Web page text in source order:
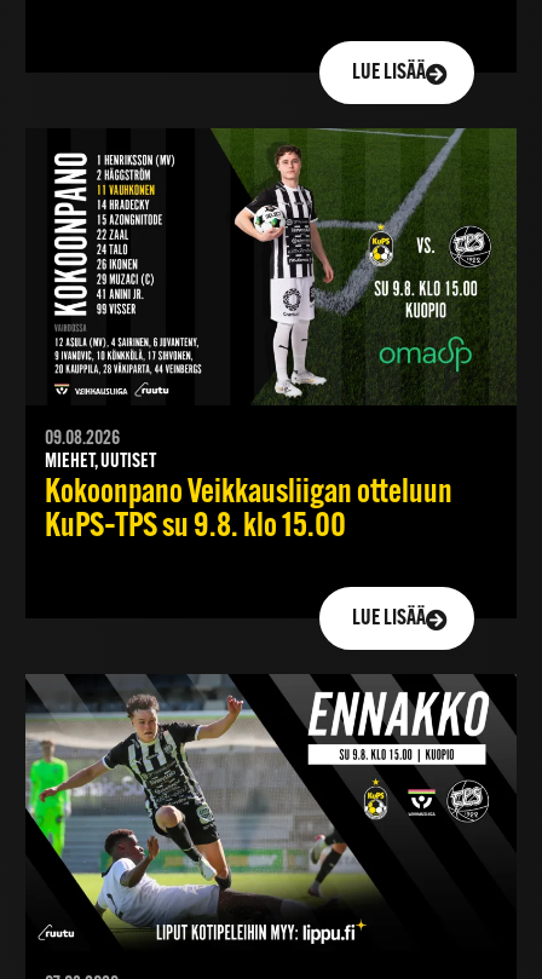
LUE LISÄÄ
09.08.2026
MIEHET, UUTISET
Kokoonpano Veikkausliigan otteluun
KuPS–TPS su 9.8. klo 15.00
LUE LISÄÄ